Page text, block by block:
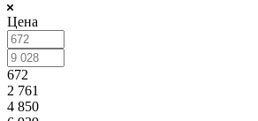
Цена
672
2 761
4 850